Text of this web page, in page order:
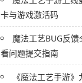
卡与游戏激活码
魔法工艺BUG反
看问题提交指南
《魔法工艺手游